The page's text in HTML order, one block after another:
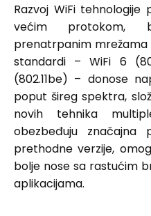
Razvoj WiFi
većim protokom,
prenatrpanim mrežama
standardi – WiFi 6
(802.11be) – donose
poput šireg spektra,
novih tehnika
obezbeđuju značajna
prethodne verzije,
bolje nose sa rastućim
aplikacijama.